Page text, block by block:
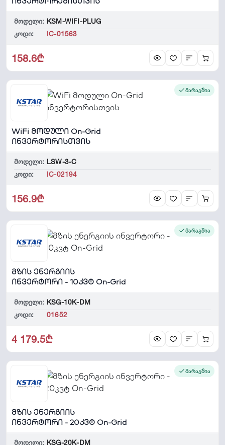
მოდელი: KSM-WIFI-PLUG
კოდი:
IC-01563
158.6₾
მარაგშია
WiFi მოდული On-Grid
ინვერტორისთვის
მოდელი: LSW-3-C
კოდი:
IC-02194
156.9₾
მარაგშია
მზის ენერგიის
ინვერტორი - 10კვტ On-Grid
მოდელი: KSG-10K-DM
კოდი:
01652
4 179.5₾
მარაგშია
მზის ენერგიის
ინვერტორი - 20კვტ On-Grid
მოდელი: KSG-20K-DM